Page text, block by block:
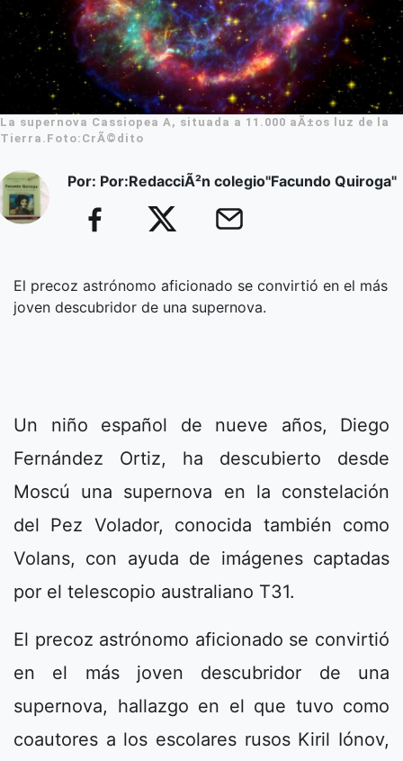
La supernova Cassiopea A, situada a 11.000 aÃ±os luz de la
Tierra.Foto:CrÃ©dito
Por: Por:RedacciÃ²n colegio"Facundo Quiroga"
El precoz astrónomo aficionado se convirtió en el más
joven descubridor de una supernova.
Un niño español de nueve años, Diego
Fernández Ortiz, ha descubierto desde
Moscú una supernova en la constelación
del Pez Volador, conocida también como
Volans, con ayuda de imágenes captadas
por el telescopio australiano T31.
El precoz astrónomo aficionado se convirtió
en el más joven descubridor de una
supernova, hallazgo en el que tuvo como
coautores a los escolares rusos Kiril Iónov,